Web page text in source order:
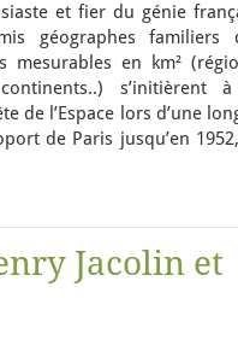
et fier du génie
géographes familiers
mesurables en km²
s’initièrent
de l’Espace lors d’une
de Paris jusqu’en
Jacolin et